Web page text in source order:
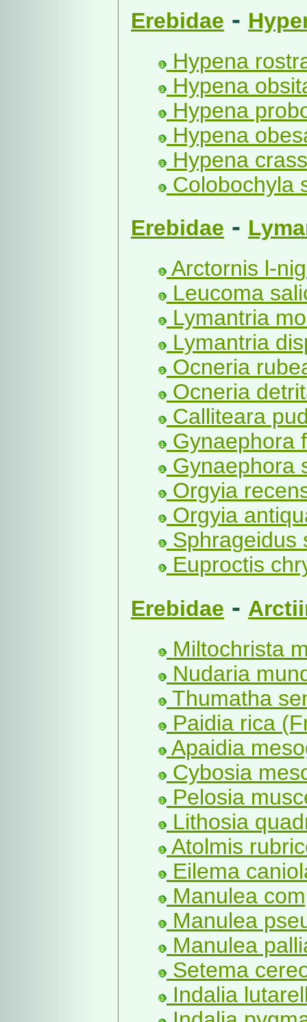
Erebidae -
Hypena
Hypena
Hypena
Hypena
Hypena
Colobochyla
Erebidae -
Arctornis l-
Leucoma
Lymantria
Lymantria
Ocneria
Ocneria
Calliteara
Gynaephora
Gynaephora
Orgyia
Orgyia
Sphrageidus
Euproctis
Erebidae -
Miltochrista
Nudaria
Thumatha
Paidia rica
Apaidia
Cybosia
Pelosia
Lithosia
Atolmis
Eilema
Manulea
Manulea
Manulea
Setema
Indalia